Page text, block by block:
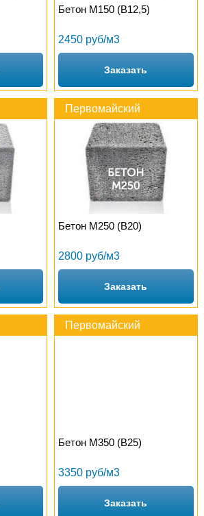
Бетон М150 (B12,5)
2450 руб/м3
Заказать
Первомайский
Бетон М250 (B20)
2800 руб/м3
Заказать
Первомайский
Бетон М350 (B25)
3350 руб/м3
Заказать